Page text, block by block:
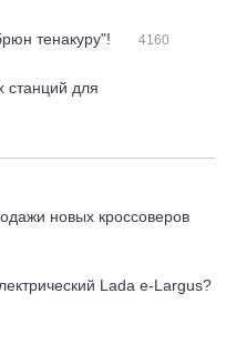
тенакуру"! 4160
станций для
новых кроссоверов
Lada e-Largus?